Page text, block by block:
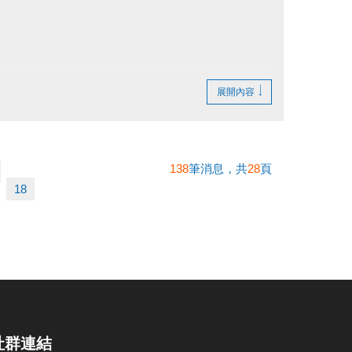
展開內容
18
138筆消息，共28頁
群連結